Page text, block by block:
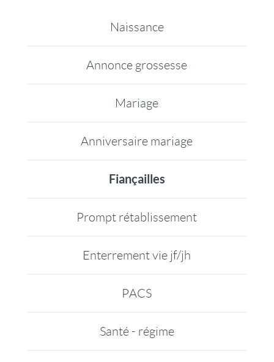
Naissance
Annonce grossesse
Mariage
Anniversaire mariage
Fiançailles
Prompt rétablissement
Enterrement vie jf/jh
PACS
Santé - régime